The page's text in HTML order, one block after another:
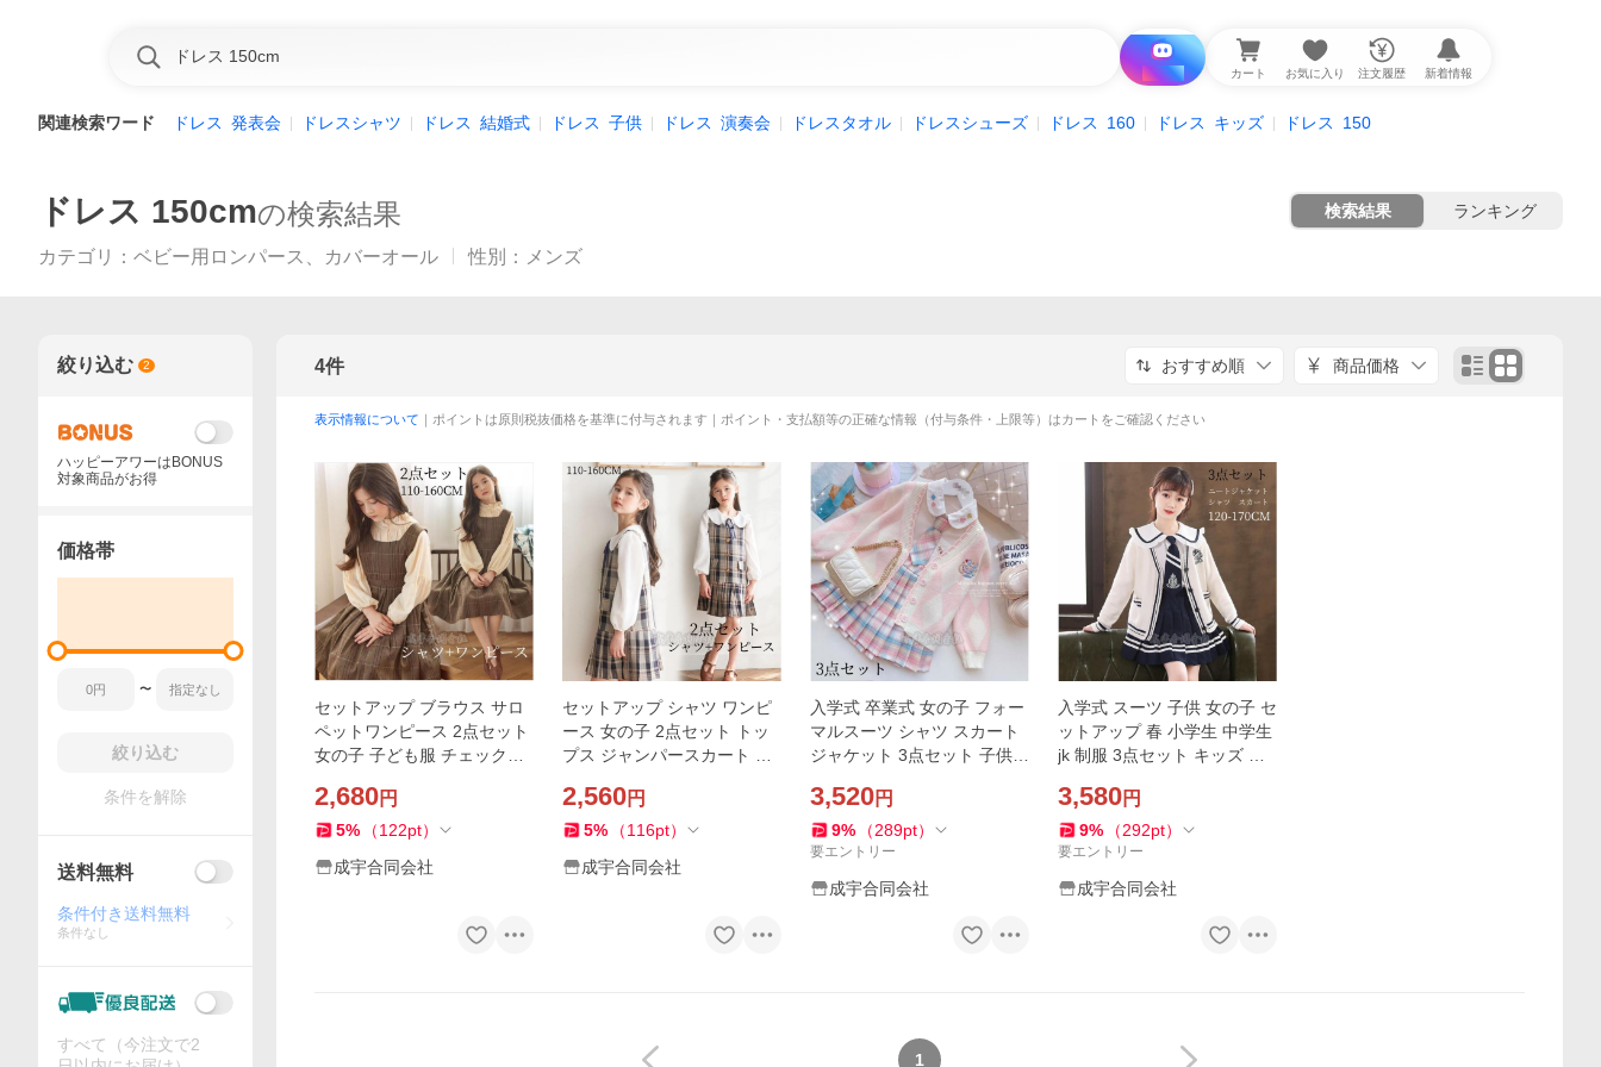
i と探す カート お気に入り 注文履歴 新着情報
関連検索ワード ドレス 発表会 ドレスシャツ ドレス 結婚式 ドレス 子供 ドレス 演奏会 ドレスタオル ドレスシューズ ドレス 160 ドレス キッズ ドレス 150
ドレス 150cmの検索結果
カテゴリ ： ベビー用ロンパース、カバーオール 性別 ： メンズ
検索結果 ランキング
4件 おすすめ順 商品価格
表示情報について ｜ポイントは原則税抜価格を基準に付与されます｜ポイント・支払額等の正確な情報（付与条件・上限等）はカートをご確認ください
セットアップ ブラウス サロ
ペットワンピース 2点セット
女の子 子ども服 チェック柄
ワンピース 子供服 卒園式 成
人式 卒業式
2,680円
5% （122pt）
成宇合同会社
セットアップ シャツ ワンピ
ース 女の子 2点セット トッ
プス ジャンパースカート 子
ック柄 フォーマル 入学式 入
園式 卒園式 結婚式
2,560円
5% （116pt）
成宇合同会社
入学式 卒業式 女の子 フォー
マルスーツ シャツ スカート
ジャケット 3点セット 子供服
ップ キッズ 発表会 JK制服
可愛い学院風
3,520円
9% （289pt）
要エントリー
成宇合同会社
入学式 スーツ 子供 女の子 セ
ットアップ 春 小学生 中学生
jk 制服 3点セット キッズ フ
ン スカート シャツ 卒業式 子
ども服 発表会
3,580円
9% （292pt）
要エントリー
成宇合同会社
1
絞り込む 2
ハッピーアワーはBONUS
対象商品がお得
価格帯
〜
絞り込む
条件を解除
送料無料
条件付き送料無料
条件なし
すべて（今注文で2